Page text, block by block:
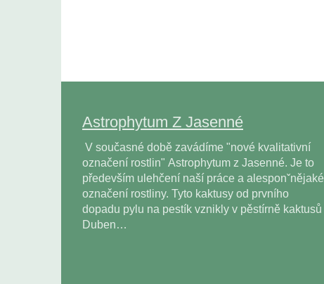
Astrophytum Z Jasenné
V současné době zavádíme "nové kvalitativní
označení rostlin" Astrophytum z Jasenné. Je to
především ulehčení naší práce a alesponˇnějaké
označení rostliny. Tyto kaktusy od prvního
dopadu pylu na pestík vznikly v pěstírně kaktusů
Duben…